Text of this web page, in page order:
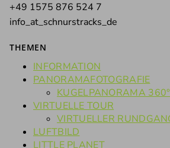
+49 1575 876 524 7
info_at_schnurstracks_de
THEMEN
INFORMATION
PANORAMAFOTOGRAFIE
KUGELPANORAMA
VIRTUELLE TOUR
VIRTUELLER
LUFTBILD
LITTLE PLANET